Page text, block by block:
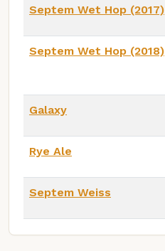
Septem Wet Hop (2017)
Septem Wet Hop (2018)
Galaxy
Rye Ale
Septem Weiss